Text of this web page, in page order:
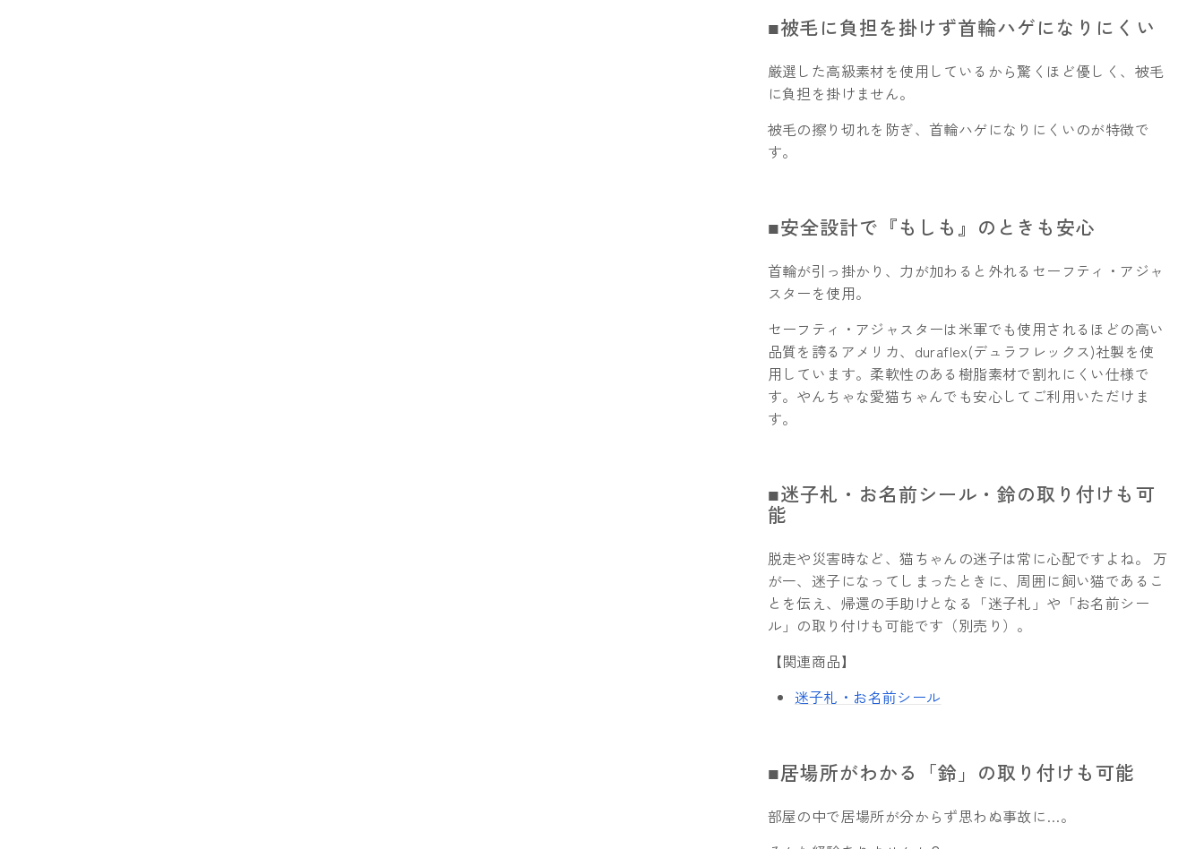
■被毛に負担を掛けず首輪ハゲになりにくい
厳選した高級素材を使用しているから驚くほど優しく、被毛
に負担を掛けません。
被毛の擦り切れを防ぎ、首輪ハゲになりにくいのが特徴で
す。
■安全設計で『もしも』のときも安心
首輪が引っ掛かり、力が加わると外れるセーフティ・アジャ
スターを使用。
セーフティ・アジャスターは米軍でも使用されるほどの高い
品質を誇るアメリカ、duraflex(デュラフレックス)社製を使
用しています。柔軟性のある樹脂素材で割れにくい仕様で
す。やんちゃな愛猫ちゃんでも安心してご利用いただけま
す。
■迷子札・お名前シール・鈴の取り付けも可
能
脱走や災害時など、猫ちゃんの迷子は常に心配ですよね。 万
が一、迷子になってしまったときに、周囲に飼い猫であるこ
とを伝え、帰還の手助けとなる「迷子札」や「お名前シー
ル」の取り付けも可能です（別売り）。
【関連商品】
迷子札・ お名前シール
■居場所がわかる「鈴」の取り付けも可能
部屋の中で居場所が分からず思わぬ事故に…。